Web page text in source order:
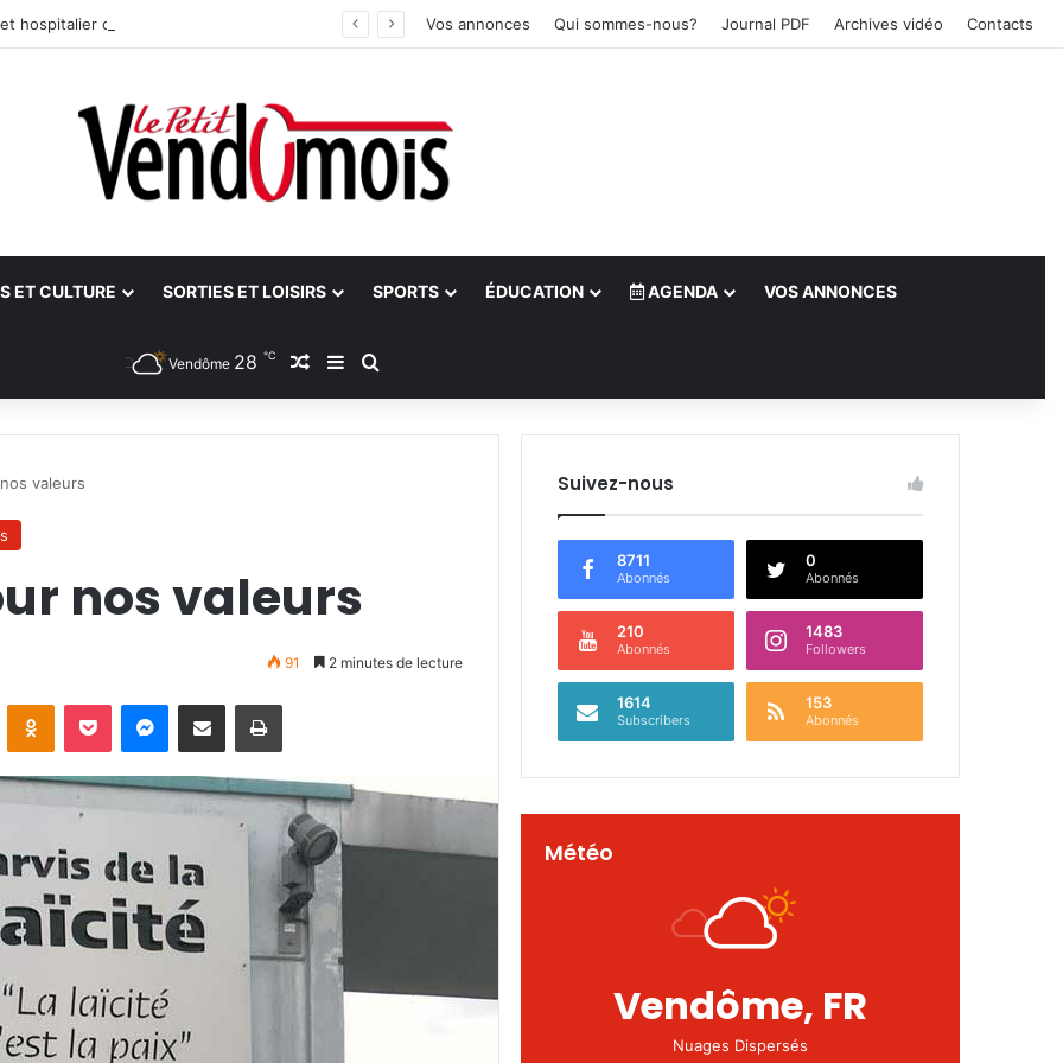
hospitalier du site unique Vos annonces Qui sommes-nous? Journal PDF Archives vidéo Contacts
ET CULTURE SORTIES ET LOISIRS SPORTS ÉDUCATION AGENDA VOS ANNONCES
Vendôme 28 ℃ Article Aléatoire
Sidebar (barre latérale)
valeurs
nos valeurs
91 2 minutes de lecture
Suivez-nous
8711
Abonnés
0
Abonnés
210
Abonnés
1483
Followers
1614
Subscribers
153
Abonnés
Météo
Vendôme, FR
Nuages Dispersés